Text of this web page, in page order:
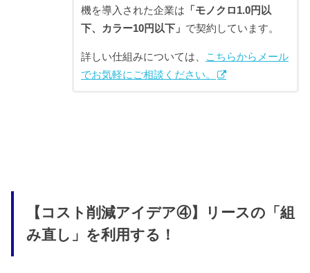
機を導入された企業は 「モノクロ1.0円以
下、カラー10円以下」 で契約しています。
詳しい仕組みについては、
こちらからメール
でお気軽にご相談ください。
【コスト削減アイデア④】リースの「組
み直し」を利用する！